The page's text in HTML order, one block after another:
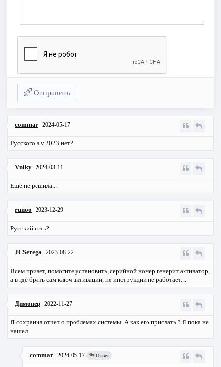
Отправить
commar 2024-05-17
Русского в v.2023 нет?
Vniky 2024-03-11
Ещё не решила...
runoo 2023-12-29
Русский есть?
JCSerega 2023-08-22
Всем привет, помогите установить, серийной номер генерит активатор,
а в где брать сам ключ активации, по инструкции не работает....
Димонер 2022-11-27
Я сохранил отчет о проблемах системы. А как его прислать ? Я пока не
нашел
commar 2024-05-17 Ответ